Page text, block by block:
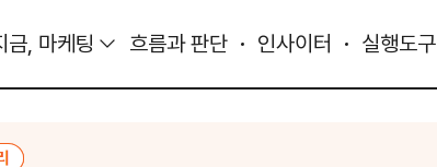
금, 마케팅 흐름과 판단 인사이터 실행도구